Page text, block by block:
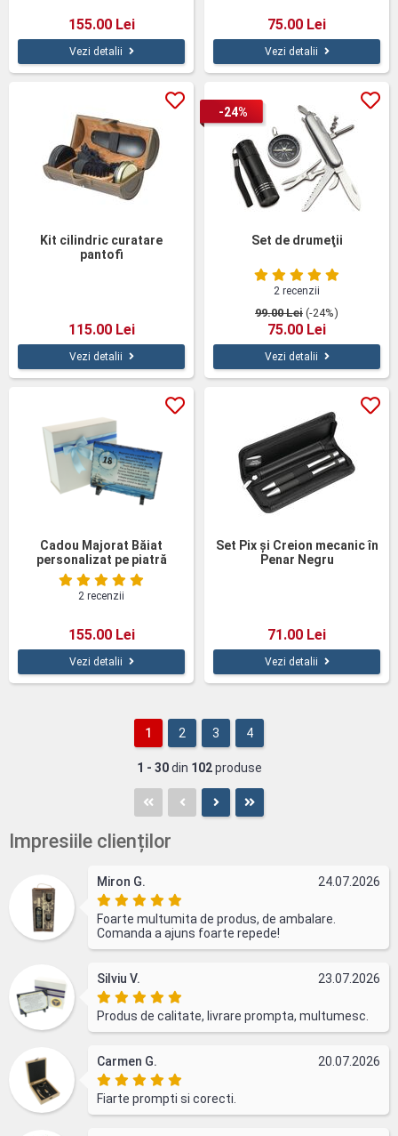
155.00 Lei
Vezi detalii
75.00 Lei
Vezi detalii
Kit cilindric curatare
pantofi
115.00 Lei
Vezi detalii
Set de drumeţii
2 recenzii
99.00 Lei (-24%)
75.00 Lei
-24%
Vezi detalii
Cadou Majorat Băiat
personalizat pe piatră
ardezie
2 recenzii
155.00 Lei
Vezi detalii
Set Pix și Creion mecanic în
Penar Negru
71.00 Lei
Vezi detalii
1 2 3 4
1 - 30din 102produse
Impresiile clienților
Miron G. 24.07.2026
Foarte multumita de produs, de ambalare.
Comanda a ajuns foarte repede!
Silviu V. 23.07.2026
Produs de calitate, livrare prompta, multumesc.
Carmen G. 20.07.2026
Fiarte prompti si corecti.